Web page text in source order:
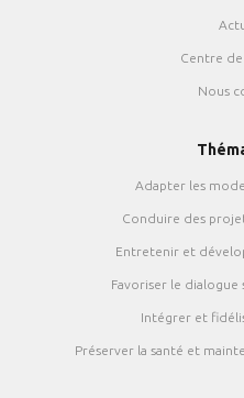
Centre
Nous
Adapter les
Conduire des
Entretenir et
Favoriser le
Intégrer et
Préserver la santé et